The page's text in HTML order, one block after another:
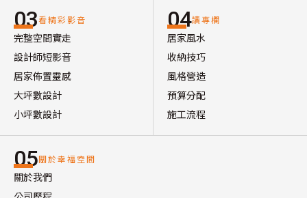
03看精彩影音
完整空間實走
設計師短影音
居家佈置靈感
大坪數設計
小坪數設計
04讀專欄
居家風水
收納技巧
風格營造
預算分配
施工流程
05關於幸福空間
關於我們